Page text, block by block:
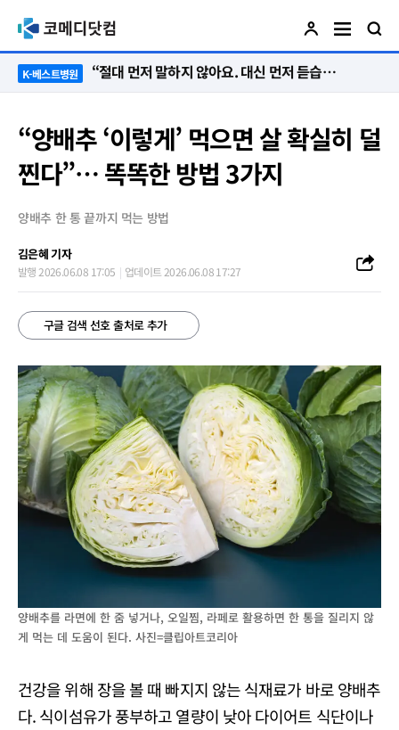
K-베스트병원 “단 한 명도 포기는 없다”…환자의 삶을 다시 세운 ‘오전 8시의 기적’
“양배추 ‘이렇게’ 먹으면 살 확실히 덜
찐다”… 똑똑한 방법 3가지
양배추 한 통 끝까지 먹는 방법
김은혜 기자
발행 2026.06.08 17:05 업데이트 2026.06.08 17:27
구글 검색 선호 출처로 추가
양배추를 라면에 한 줌 넣거나, 오일찜, 라페로 활용하면 한 통을 질리지 않
게 먹는 데 도움이 된다. 사진=클립아트코리아
건강을 위해 장을 볼 때 빠지지 않는 식재료가 바로 양배추
다. 식이섬유가 풍부하고 열량이 낮아 다이어트 식단이나